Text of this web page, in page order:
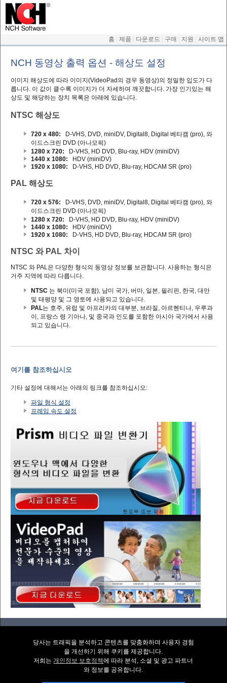
홈 제품 다운로드 구매 지원 사이트 맵
NCH 동영상 출력 옵션 - 해상도 설정
이미지 해상도에 따라 이미지(VideoPad의 경우 동영상)의 정밀한 입도가 다
릅니다. 이 값이 클수록 이미지가 더 자세하여 깨끗합니다. 가장 인기있는 해
상도 및 해당하는 장치 목록은 아래에 있습니다.
NTSC 해상도
720 x 480: D-VHS, DVD, miniDV, Digital8, Digital 베타캠 (pro), 와
이드스크린 DVD (아나모픽)
1280 x 720: D-VHS, HD DVD, Blu-ray, HDV (miniDV)
1440 x 1080: HDV (miniDV)
1920 x 1080: D-VHS, HD DVD, Blu-ray, HDCAM SR (pro)
PAL 해상도
720 x 576: D-VHS, DVD, miniDV, Digital8, Digital 베타캠 (pro), 와
이드스크린 DVD (아나모픽)
1280 x 720: D-VHS, HD DVD, Blu-ray, HDV (miniDV)
1440 x 1080: HDV (miniDV)
1920 x 1080: D-VHS, HD DVD, Blu-ray, HDCAM SR (pro)
NTSC 와 PAL 차이
NTSC 와 PAL은 다양한 형식의 동영상 정보를 보관합니다. 사용하는 형식은
거주 지역에 따라 다릅니다.
NTSC 는 북미(미국 포함), 남미 국가, 버마, 일본, 필리핀, 한국, 대만
및 태평양 및 그 영토에 사용되고 있습니다.
PAL는 호주, 유럽 및 아프리카의 대부분, 브라질, 아르헨티나, 우루과
이, 프랑스 령 기아나, 및 중국과 인도를 포함한 아시아 국가에서 사용
되고 있습니다.
여기를 참조하십시오
기타 설정에 대해서는 아래의 링크를 참조하십시오:
파일 형식 설정
프레임 속도 설정
소프트웨어 다운로드
당사는 트래픽을 분석하고 콘텐츠를 맞춤화하며 사용자 경험
을 개선하기 위해 쿠키를 제공합니다.
저희는 개인정보 보호정책에 따라 분석, 소셜 및 광고 파트너
와 정보를 공유합니다.